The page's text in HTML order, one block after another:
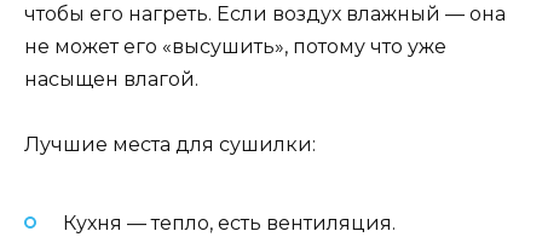
чтобы его нагреть. Если воздух влажный — она
не может его «высушить», потому что уже
насыщен влагой.
Лучшие места для сушилки:
Кухня — тепло, есть вентиляция.